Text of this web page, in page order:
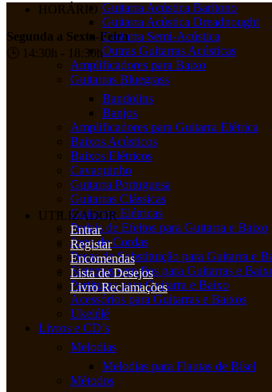
Guitarra Acústica Barítono
Guitarra Acústica Dreadnought
Guitarra Semi-Acústica
Outras Guitarras Acústicas
Amplificadores para Baixo
Guitarras Bluegrass
Bandolins
Banjos
Amplificadores para Guitarra Elétrica
Baixos Acústicos
Baixos Elétricos
Cavaquinho
Guitarra Portuguesa
Guitarras Clássicas
Guitarras Elétricas
Pedais de Efeitos para Guitarra e Baixo
Jogo de Cordas
Peças de Substituição para Guitarra e
Sistemas sem fios para Guitarras e
Partituras para Guitarra e Baixo
Acessórios para Guitarras e Baixos
Ukelélé
Livros e CD’s
Melodias
Melodias para Flautas de Bísel
Métodos
HORÁRIO
Segunda a Sexta-Feira
🕒 14:30h - 18:30h
UTILIZADOR
Entrar
Registar
Encomendas
Lista de Desejos
Livro Reclamações